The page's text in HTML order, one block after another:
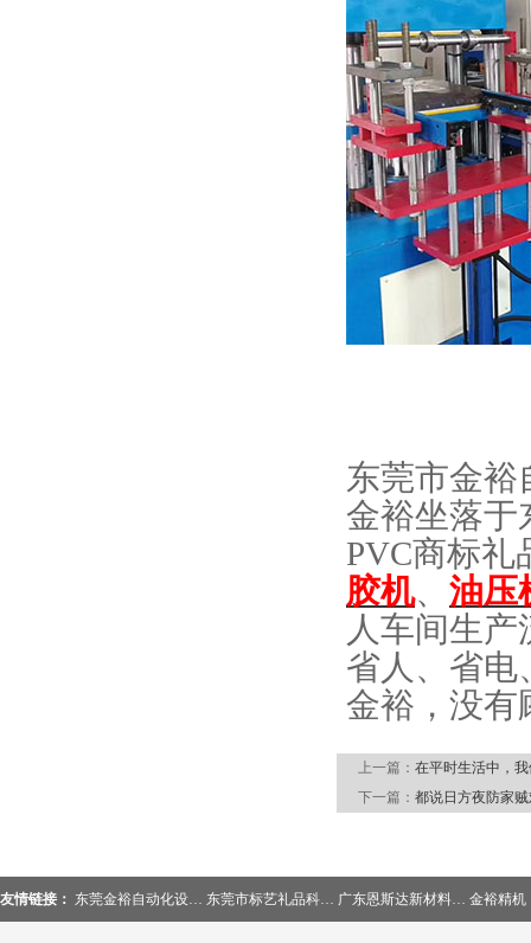
东莞市金裕
金裕坐落于
PVC商标礼
胶机、 油压
人车间生
省人、省电
金裕，没有
上一篇： 在平时生活中，
下一篇： 都说日方夜防家
友情链接： 东莞金裕自动化设… 东莞市标艺礼品科… 广东恩斯达新材料… 金裕精机